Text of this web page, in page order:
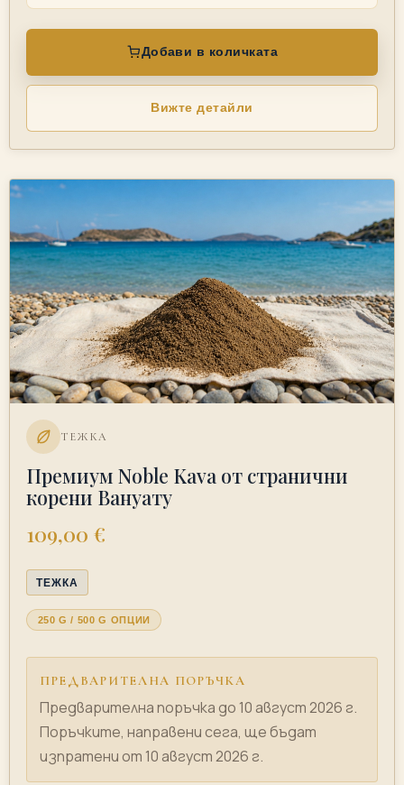
Добави в количката
Вижте детайли
ТЕЖКА
Премиум Noble Kava от странични
корени Вануату
109,00 €
ТЕЖКА
250 G / 500 G ОПЦИИ
ПРЕДВАРИТЕЛНА ПОРЪЧКА
Предварителна поръчка до 10 август 2026 г.
Поръчките, направени сега, ще бъдат
изпратени от 10 август 2026 г.